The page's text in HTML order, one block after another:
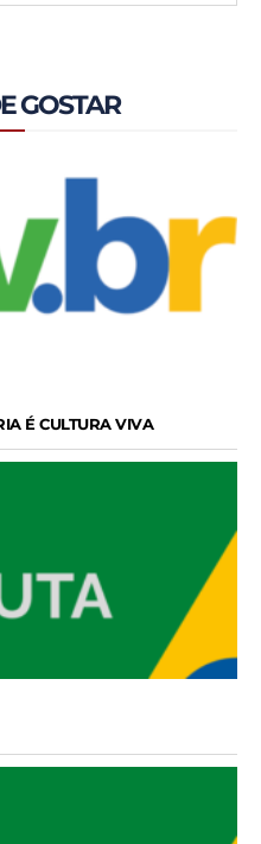
GOSTAR
É CULTURA VIVA